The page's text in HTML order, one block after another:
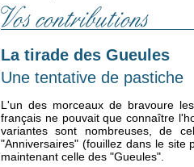
La tirade des Gueules
Une tentative de pastiche
L'un des morceaux de bravoure
français ne pouvait que connaître
variantes sont nombreuses, de
"Anniversaires" (fouillez dans le site
maintenant celle des "Gueules".